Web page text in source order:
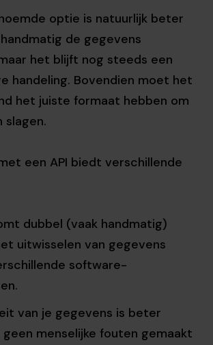
optie is natuurlijk beter
de gegevens
het blijft nog steeds een
handeling. Bovendien moet het
het juiste formaat hebben om
slagen.
een API biedt verschillende
dubbel (vaak handmatig)
uitwisselen van gegevens
software-
van je gegevens is beter
menselijke fouten gemaakt